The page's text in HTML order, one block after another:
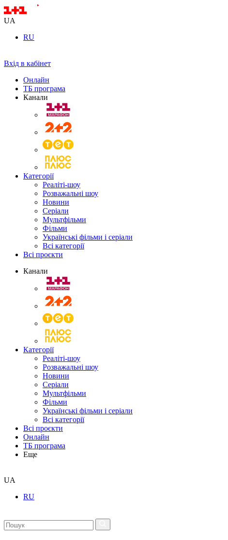
UA
RU
Вхід в кабінет
Онлайн
ТБ програма
Канали
Категорії
Реаліті-шоу
Розважальні шоу
Новини
Серіали
Мультфільми
Фільми
Українські фільми і серіали
Всі категорії
Всі проєкти
Канали
Категорії
Реаліті-шоу
Розважальні шоу
Новини
Серіали
Мультфільми
Фільми
Українські фільми і серіали
Всі категорії
Всі проєкти
Онлайн
ТБ програма
Еще
UA
RU